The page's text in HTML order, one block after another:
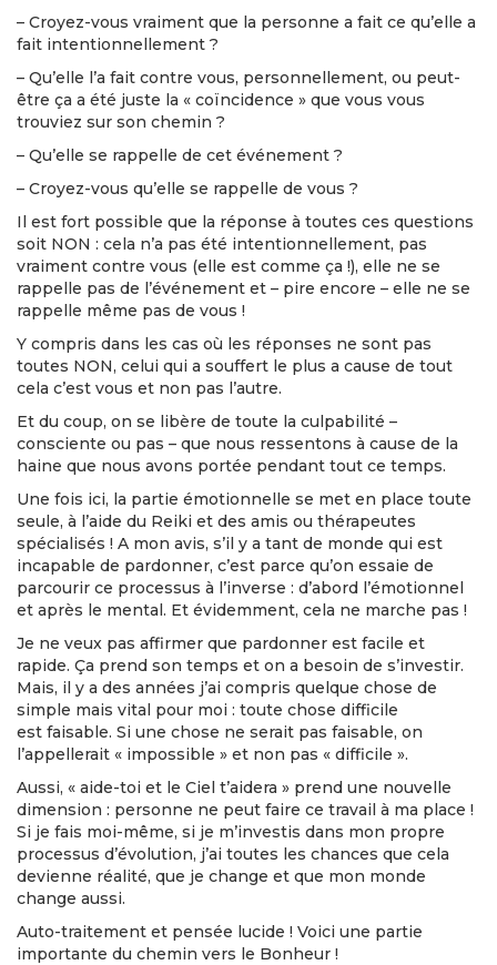
– Croyez-vous vraiment que la personne a fait ce qu’elle a
fait intentionnellement ?
– Qu’elle l’a fait contre vous, personnellement, ou peut-
être ça a été juste la « coïncidence » que vous vous
trouviez sur son chemin ?
– Qu’elle se rappelle de cet événement ?
– Croyez-vous qu’elle se rappelle de vous ?
Il est fort possible que la réponse à toutes ces questions
soit NON : cela n’a pas été intentionnellement, pas
vraiment contre vous (elle est comme ça !), elle ne se
rappelle pas de l’événement et – pire encore – elle ne se
rappelle même pas de vous !
Y compris dans les cas où les réponses ne sont pas
toutes NON, celui qui a souffert le plus a cause de tout
cela c’est vous et non pas l’autre.
Et du coup, on se libère de toute la culpabilité –
consciente ou pas – que nous ressentons à cause de la
haine que nous avons portée pendant tout ce temps.
Une fois ici, la partie émotionnelle se met en place toute
seule, à l’aide du Reiki et des amis ou thérapeutes
spécialisés ! A mon avis, s’il y a tant de monde qui est
incapable de pardonner, c’est parce qu’on essaie de
parcourir ce processus à l’inverse : d’abord l’émotionnel
et après le mental. Et évidemment, cela ne marche pas !
Je ne veux pas affirmer que pardonner est facile et
rapide. Ça prend son temps et on a besoin de s’investir.
Mais, il y a des années j’ai compris quelque chose de
simple mais vital pour moi : toute chose difficile
est faisable. Si une chose ne serait pas faisable, on
l’appellerait « impossible » et non pas « difficile ».
Aussi, « aide-toi et le Ciel t’aidera » prend une nouvelle
dimension : personne ne peut faire ce travail à ma place !
Si je fais moi-même, si je m’investis dans mon propre
processus d’évolution, j’ai toutes les chances que cela
devienne réalité, que je change et que mon monde
change aussi.
Auto-traitement et pensée lucide ! Voici une partie
importante du chemin vers le Bonheur !